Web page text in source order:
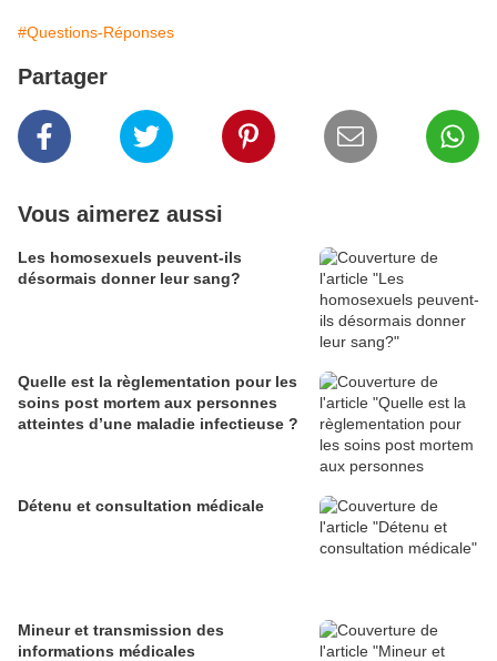
#Questions-Réponses
Partager
Vous aimerez aussi
Les homosexuels peuvent-ils
désormais donner leur sang?
Quelle est la règlementation pour les
soins post mortem aux personnes
atteintes d’une maladie infectieuse ?
Détenu et consultation médicale
Mineur et transmission des
informations médicales